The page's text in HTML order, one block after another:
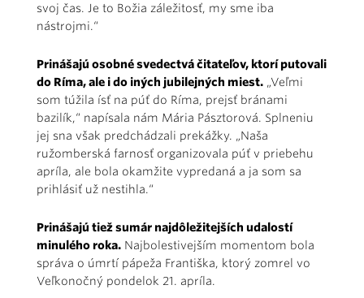
svoj čas. Je to Božia záležitosť, my sme iba
nástrojmi.“
Prinášajú osobné svedectvá čitateľov, ktorí putovali
do Ríma, ale i do iných jubilejných miest. „Veľmi
som túžila ísť na púť do Ríma, prejsť bránami
bazilík,“ napísala nám Mária Pásztorová. Splneniu
jej sna však predchádzali prekážky. „Naša
ružomberská farnosť organizovala púť v priebehu
apríla, ale bola okamžite vypredaná a ja som sa
prihlásiť už nestihla.“
Prinášajú tiež sumár najdôležitejších udalostí
minulého roka. Najbolestivejším momentom bola
správa o úmrtí pápeža Františka, ktorý zomrel vo
Veľkonočný pondelok 21. apríla.